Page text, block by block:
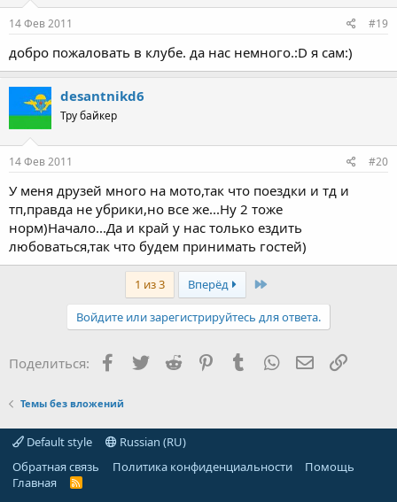
14 Фев 2011 #19
добро пожаловать в клубе. да нас немного.:D я сам:)
desantnikd6
Тру байкер
14 Фев 2011 #20
У меня друзей много на мото,так что поездки и тд и
тп,правда не убрики,но все же...Ну 2 тоже
норм)Начало...Да и край у нас только ездить
любоваться,так что будем принимать гостей)
1 из 3 Вперёд Last
Войдите или зарегистрируйтесь для ответа.
Поделиться: Facebook
TwitterReddit PinterestTumblr WhatsApp Ссылка
Темы без вложений
Default style
Russian (RU)
Обратная связь
Политика конфиденциальности
Помощь
Главная
R